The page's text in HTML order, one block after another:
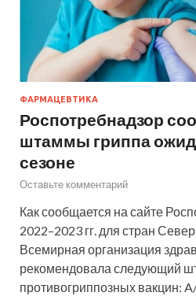
ФАРМАЦЕВТИКА
Роспотребнадзор
штаммы гриппа
сезоне
Оставьте комментарий
Как сообщается на сайте
2022–2023 гг. для стран
Всемирная организация
рекомендовала следующий
противогриппозных вакцин: